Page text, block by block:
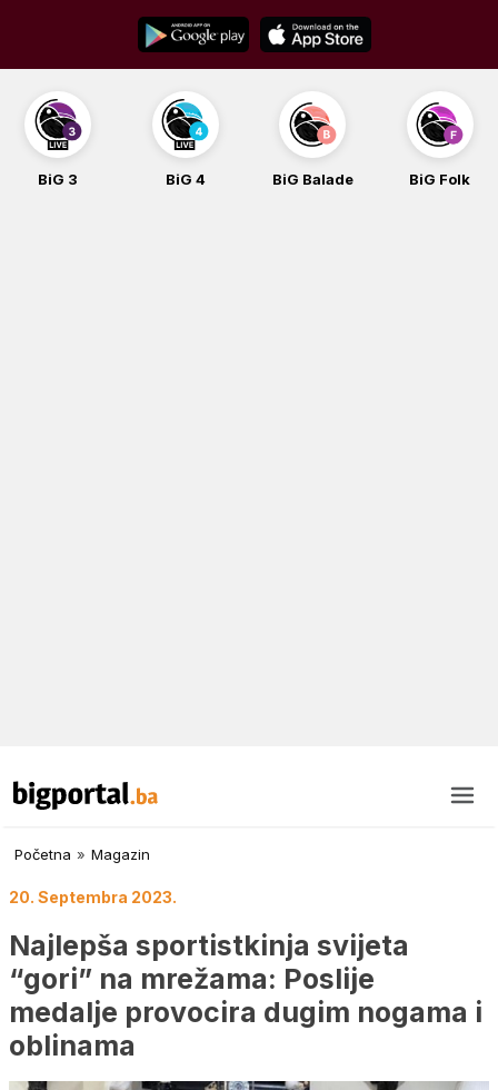
content
BiG 4 BiG Balade BiG Folk BiG iG
Početna » Magazin
20. Septembra 2023.
Najlepša sportistkinja svijeta
“gori” na mrežama: Poslije
medalje provocira dugim nogama i
oblinama